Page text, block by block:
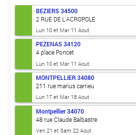
BEZIERS 34500
2 RUE DE L'ACROPOLE
Lun 10 et Mar 11 Aout
PEZENAS 34120
4 place Poncet
Lun 10 et Mar 11 Aout
MONTPELLIER 34080
211 rue marius carrieu
Lun 17 et Mar 18 Aout
Montpellier 34070
48 rue Claude Balbastre
Ven 21 et Sam 22 Aout